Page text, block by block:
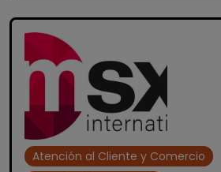
Atención al Cliente y Comercio